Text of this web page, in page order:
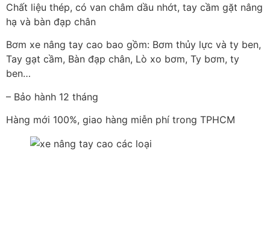
Chất liệu thép, có van châm dầu nhớt, tay cầm gặt nâng
hạ và bàn đạp chân
Bơm xe nâng tay cao bao gồm: Bơm thủy lực và ty ben,
Tay gạt cầm, Bàn đạp chân, Lò xo bơm, Ty bơm, ty
ben…
– Bảo hành 12 tháng
Hàng mới 100%, giao hàng miễn phí trong TPHCM